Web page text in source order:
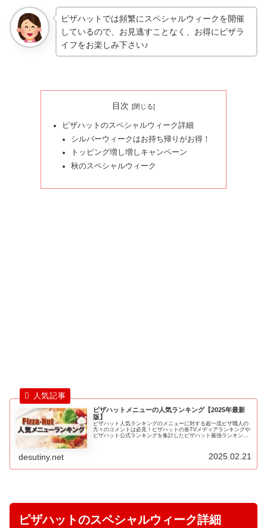
ピザハットでは頻繁にスペシャルウィークを開催
しているので、お見逃すことなく、お得にピザラ
イフをお楽しみ下さい♪
目次
ピザハットのスペシャルウィーク詳細
シルバーウィークはお持ち帰りがお得！
トッピング増し増しキャンペーン
秋のスペシャルウィーク
ピザハットメニューの人気ランキング【2025年最新
版】
ピザハット人気ランキングのメニューに対する超一流ピザ職人の
方々のコメントは必見！ピザハットの各TVメディアランキングや
ピザハット公式ランキングを集計したピザハット最強ランキング
desutiny.net 2025.02.21
ピザハットのスペシャルウィーク詳細